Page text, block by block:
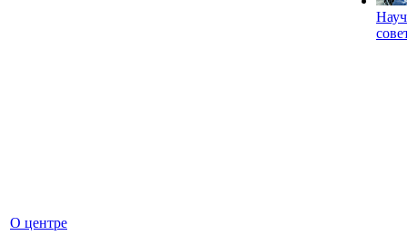
О центре